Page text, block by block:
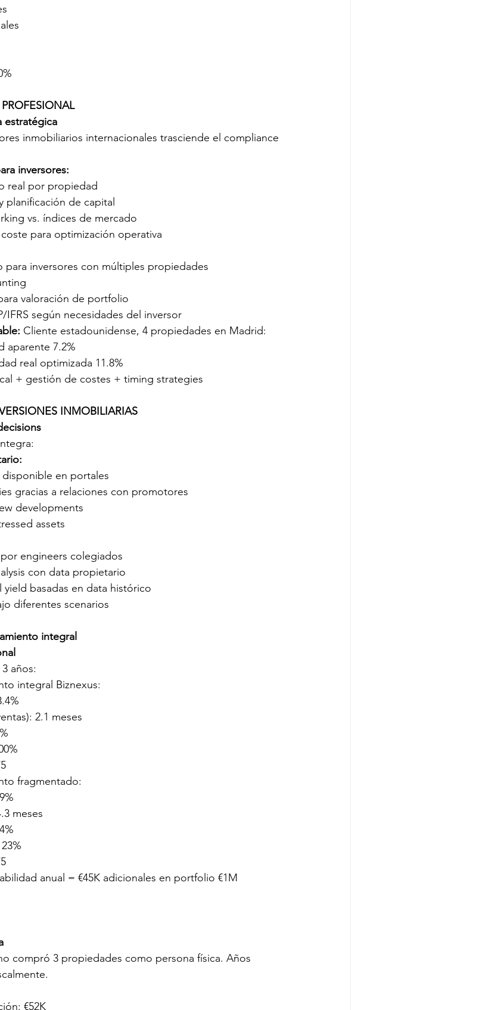
estratégica
inmobiliarios internacionales trasciende el compliance
inversores:
real por propiedad
planificación de capital
vs. índices de mercado
para optimización operativa
inversores con múltiples propiedades
valoración de portfolio
IFRS según necesidades del inversor
Cliente estadounidense, 4 propiedades en Madrid:
aparente 7.2%
real optimizada 11.8%
+ gestión de costes + timing strategies
INMOBILIARIAS
en portales
gracias a relaciones con promotores
developments
assets
engineers colegiados
con data propietario
yield basadas en data histórico
diferentes scenarios
integral
años:
integral Biznexus:
2.1 meses
fragmentado:
meses
anual = €45K adicionales en portfolio €1M
compró 3 propiedades como persona física. Años
€52K